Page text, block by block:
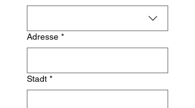
Adresse *
Stadt *